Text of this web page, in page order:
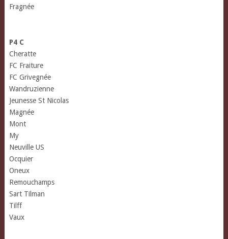
Fragnée
P4 C
Cheratte
FC Fraiture
FC Grivegnée
Wandruzienne
Jeunesse St Nicolas
Magnée
Mont
My
Neuville US
Ocquier
Oneux
Remouchamps
Sart Tilman
Tilff
Vaux